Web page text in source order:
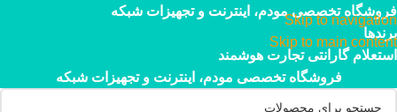
Skip to navigation
Skip to main content
فروشگاه تخصصی مودم، اینترنت و تجهیزات شبکه
برندها
استعلام گارانتی تجارت هوشمند
فروشگاه تخصصی مودم، اینترنت و تجهیزات شبکه